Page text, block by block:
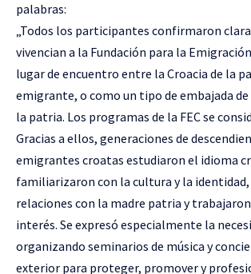
palabras:
„Todos los participantes confirmaron
vivencian a la Fundación para la
lugar de encuentro entre la Croacia de la
emigrante, o como un tipo de embajada
la patria. Los programas de la FEC se
Gracias a ellos, generaciones de
emigrantes croatas estudiaron el idioma
familiarizaron con la cultura y la
relaciones con la madre patria y trabajaron
interés. Se expresó especialmente la
organizando seminarios de música y
exterior para proteger, promover y